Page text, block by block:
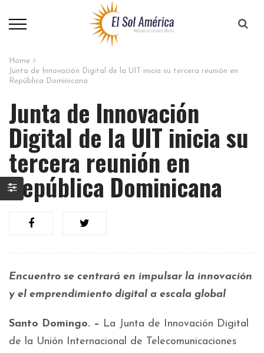
Home
Junta de Innovación Digital de la UIT inicia su tercera reunión en
República Dominicana
Junta de Innovación
Digital de la UIT inicia su
tercera reunión en
República Dominicana
Encuentro se centrará en impulsar la innovación
y el emprendimiento digital a escala global
Santo Domingo. – La Junta de Innovación Digital
de la Unión Internacional de Telecomunicaciones